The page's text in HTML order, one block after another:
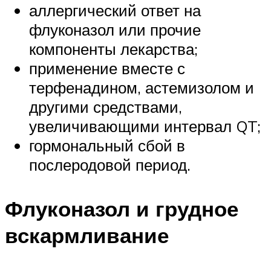
аллергический ответ на
флуконазол или прочие
компоненты лекарства;
применение вместе с
терфенадином, астемизолом и
другими средствами,
увеличивающими интервал QT;
гормональный сбой в
послеродовой период.
Флуконазол и грудное
вскармливание